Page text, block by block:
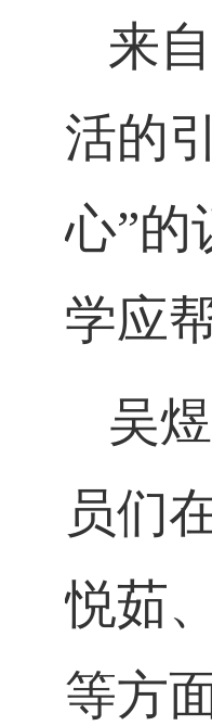
来
活的
心”的
学应
吴
员们
悦茹
等方